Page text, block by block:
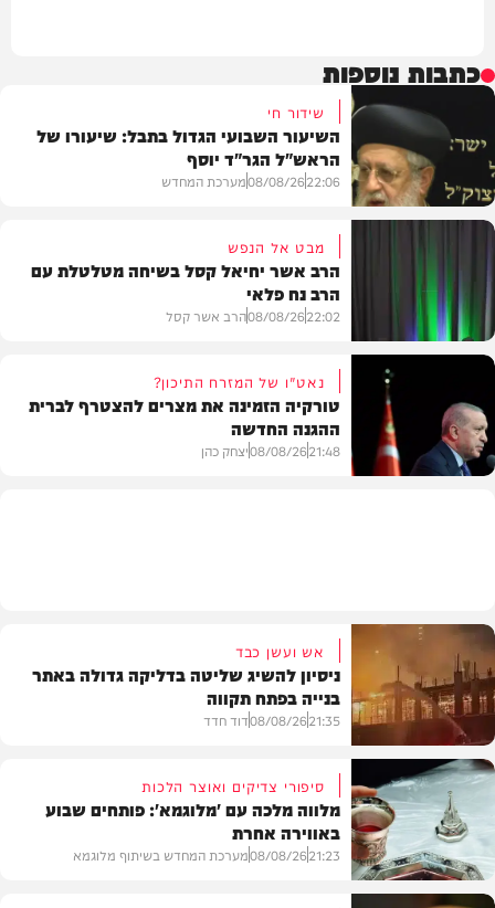
כתבות נוספות
וידאו
שידור חי
השיעור השבועי הגדול בתבל: שיעורו של
הראש"ל הגר"ד יוסף
22:06
08/08/26מערכת המחדש
חדשות
מבט אל הנפש
הרב אשר יחיאל קסל בשיחה מטלטלת עם
הרב נח פלאי
22:02
08/08/26הרב אשר קסל
נאט"ו של המזרח התיכון?
טורקיה הזמינה את מצרים להצטרף לברית
ההגנה החדשה
21:48
08/08/26יצחק כהן
חדשות
אש ועשן כבד
ניסיון להשיג שליטה בדליקה גדולה באתר
בנייה בפתח תקווה
21:35
08/08/26דוד חדד
סיפורי צדיקים ואוצר הלכות
מלווה מלכה עם 'מלוגמא': פותחים שבוע
באווירה אחרת
21:23
08/08/26מערכת המחדש בשיתוף מלוגמא